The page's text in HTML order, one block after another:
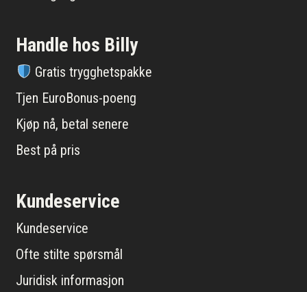
Handle hos Billy
Gratis trygghetspakke
Tjen EuroBonus-poeng
Kjøp nå, betal senere
Best på pris
Kundeservice
Kundeservice
Ofte stilte spørsmål
Juridisk informasjon